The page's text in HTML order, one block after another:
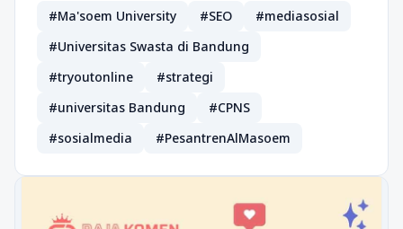
#Ma'soem University #SEO
#mediasosial
#Universitas Swasta di Bandung
#tryoutonline
#strategi
#universitas Bandung
#CPNS
#sosialmedia
#PesantrenAlMasoem